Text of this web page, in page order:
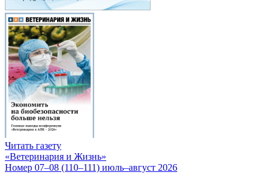
Читать газету
«Ветеринария и Жизнь»
Номер 07–08 (110–111) июль–август 2026